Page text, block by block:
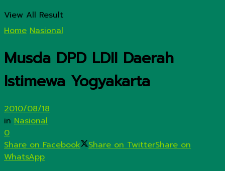
View All Result
Home Nasional
Musda DPD LDII Daerah
Istimewa Yogyakarta
2010/08/18
in Nasional
0
Share on Facebook
Share on TwitterShare on
WhatsApp